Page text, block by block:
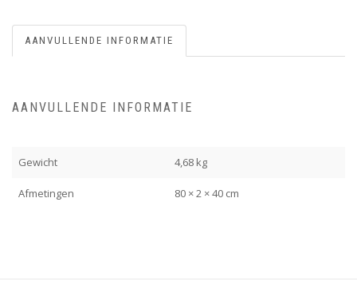
AANVULLENDE INFORMATIE
AANVULLENDE INFORMATIE
Gewicht 4,68 kg
Afmetingen 80 × 2 × 40 cm